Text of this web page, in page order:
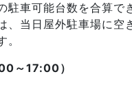
車可能台数を合算で
、当日屋外駐車場に空
～17:00）